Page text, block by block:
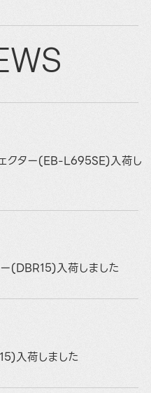
クター(EB-L695SE)入荷し
(DBR15)入荷しました
入荷しました